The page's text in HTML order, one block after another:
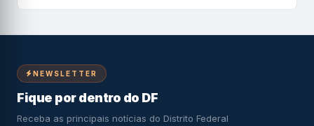
NEWSLETTER
Fique por dentro do DF
Receba as principais notícias do Distrito Federal